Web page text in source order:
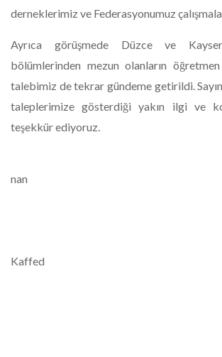
derneklerimiz ve Federasyonumuz
Ayrıca görüşmede Düzce ve
bölümlerinden mezun olanların
talebimiz de tekrar gündeme getirildi.
taleplerimize gösterdiği yakın ilgi ve
teşekkür ediyoruz.
nan
Kaffed